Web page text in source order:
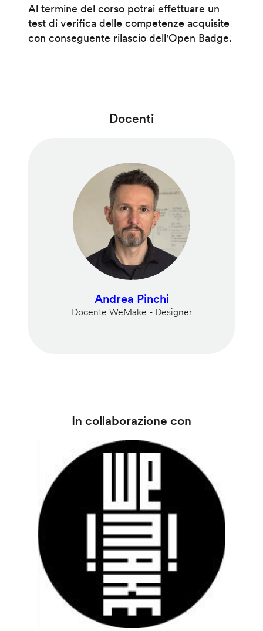
Al termine del corso potrai effettuare un
test di verifica delle competenze acquisite
con conseguente rilascio dell'Open Badge.
Docenti
Andrea Pinchi
Docente WeMake - Designer
In collaborazione con